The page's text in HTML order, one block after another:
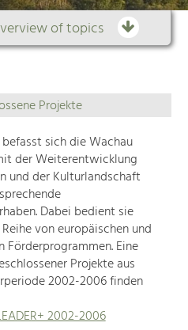
of topics
Projekte
sich die Wachau
der Weiterentwicklung
und der Kulturlandschaft
Dabei bedient sie
von europäischen und
Förderprogrammen. Eine
Projekte aus
2002-2006 finden
2002-2006